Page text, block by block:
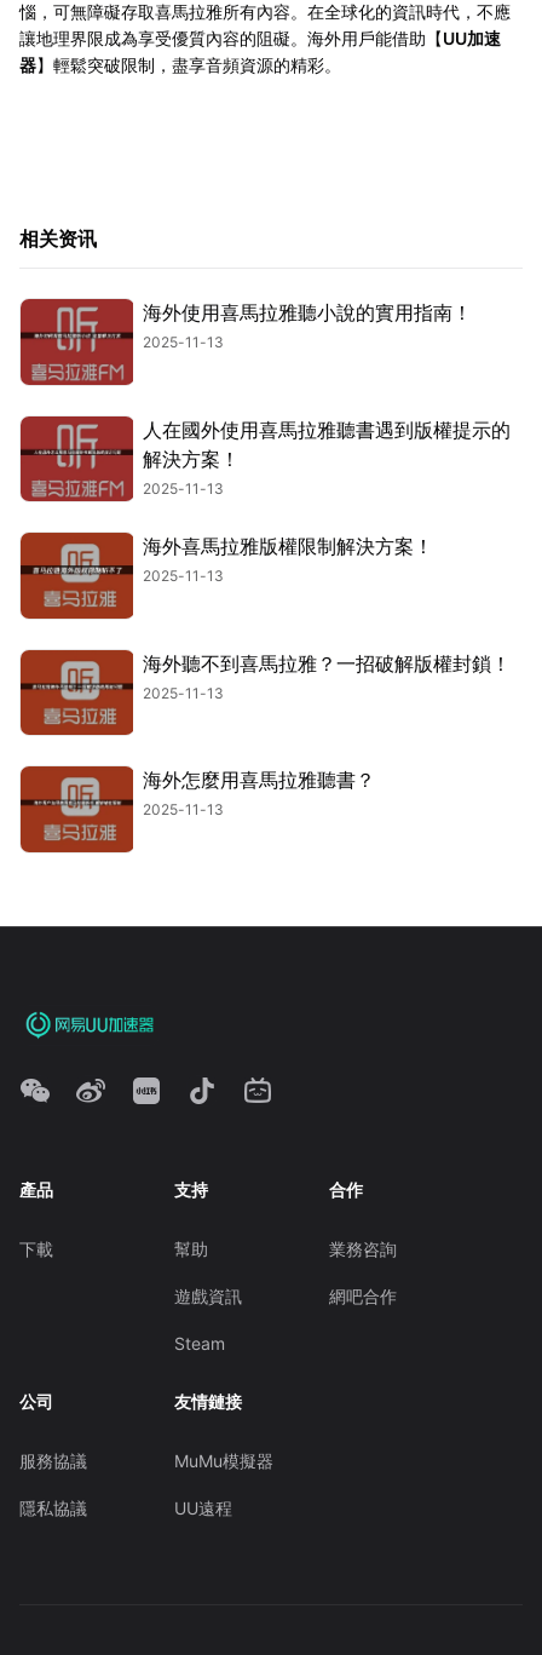
惱，可無障礙存取喜馬拉雅所有內容。在全球化的資訊時代，不應
讓地理界限成為享受優質內容的阻礙。海外用戶能借助【UU加速
器】輕鬆突破限制，盡享音頻資源的精彩。
相关资讯
海外使用喜馬拉雅聽小說的實用指南！
2025-11-13
人在國外使用喜馬拉雅聽書遇到版權提示的
解決方案！
2025-11-13
海外喜馬拉雅版權限制解決方案！
2025-11-13
海外聽不到喜馬拉雅？一招破解版權封鎖！
2025-11-13
海外怎麼用喜馬拉雅聽書？
2025-11-13
產品
下載
支持
幫助
遊戲資訊
Steam
合作
業務咨詢
網吧合作
公司
服務協議
隱私協議
友情鏈接
MuMu模擬器
UU遠程